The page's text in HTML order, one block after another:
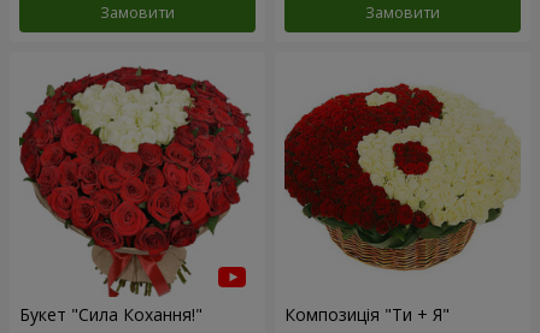
Замовити Замовити
Букет "Сила Кохання!" Композиція "Ти + Я"